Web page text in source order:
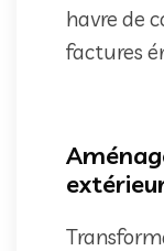
havre de
factures